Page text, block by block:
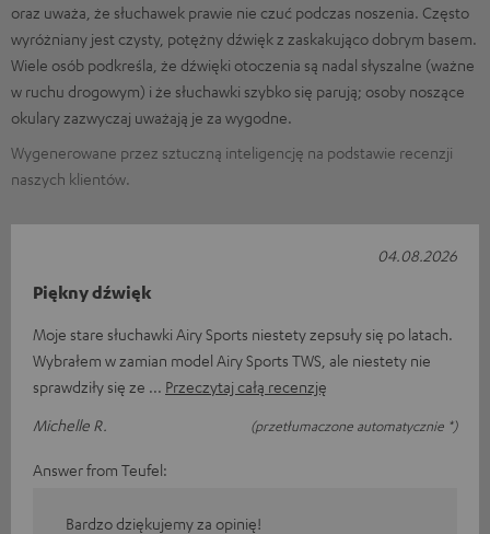
oraz uważa, że słuchawek prawie nie czuć podczas noszenia. Często
wyróżniany jest czysty, potężny dźwięk z zaskakująco dobrym basem.
Wiele osób podkreśla, że dźwięki otoczenia są nadal słyszalne (ważne
w ruchu drogowym) i że słuchawki szybko się parują; osoby noszące
okulary zazwyczaj uważają je za wygodne.
Wygenerowane przez sztuczną inteligencję na podstawie recenzji
naszych klientów.
Piękny dźwięk
Moje stare słuchawki Airy Sports niestety zepsuły się po latach.
Wybrałem w zamian model Airy Sports TWS, ale niestety nie
sprawdziły się ze
Przeczytaj całą recenzję
Michelle R.
(przetłumaczone automatycznie *)
04.08.2026
Answer from Teufel:
Bardzo dziękujemy za opinię!